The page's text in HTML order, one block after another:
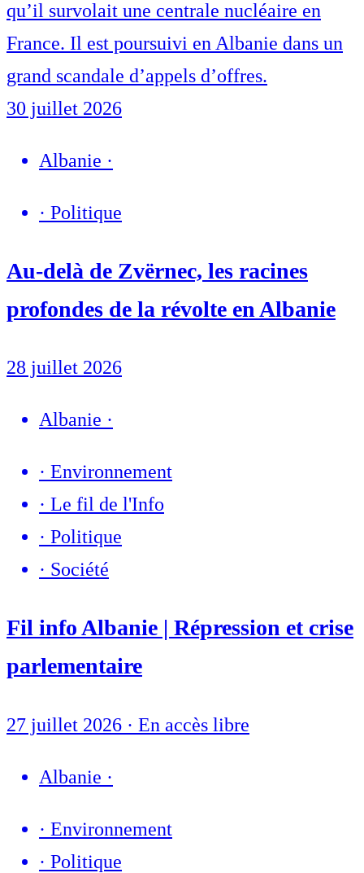
qu’il survolait une centrale nucléaire en
France. Il est poursuivi en Albanie dans un
grand scandale d’appels d’offres.
30 juillet 2026
Albanie ·
· Politique
Au-delà de Zvërnec, les racines
profondes de la révolte en Albanie
28 juillet 2026
Albanie ·
· Environnement
· Le fil de l'Info
· Politique
· Société
Fil info Albanie | Répression et crise
parlementaire
27 juillet 2026 · En accès libre
Albanie ·
· Environnement
· Politique